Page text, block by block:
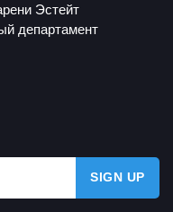
Эстейт
департамент